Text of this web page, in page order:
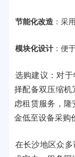
节能化改造：采
模块化设计：便
选购建议：对于
择配备双压缩机
虑租赁服务，
金低至设备采购
在长沙地区众